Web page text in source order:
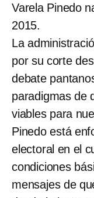
Varela Pinedo
2015.
La
por su corte
debate
paradigmas de
viables para
Pinedo está
electoral en el
condiciones
mensajes de